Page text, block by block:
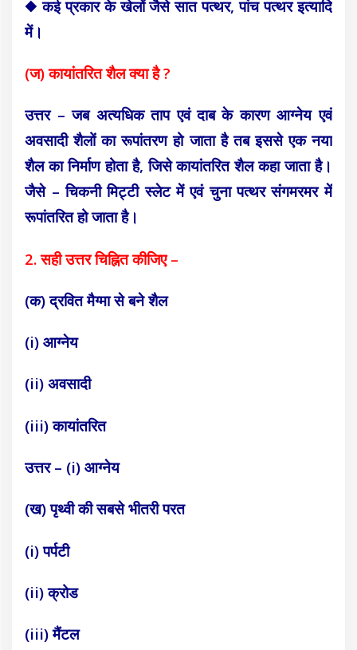
◆ कई प्रकार के खेलों जैसे सात पत्थर, पांच पत्थर इत्यादि
में।
(ज) कायांतरित शैल क्या है ?
उत्तर – जब अत्यधिक ताप एवं दाब के कारण आग्नेय एवं
अवसादी शैलों का रूपांतरण हो जाता है तब इससे एक नया
शैल का निर्माण होता है, जिसे कायांतरित शैल कहा जाता है।
जैसे – चिकनी मिट्टी स्लेट में एवं चुना पत्थर संगमरमर में
रूपांतरित हो जाता है।
2. सही उत्तर चिह्नित कीजिए –
(क) द्रवित मैग्मा से बने शैल
(i) आग्नेय
(ii) अवसादी
(iii) कायांतरित
उत्तर – (i) आग्नेय
(ख) पृथ्वी की सबसे भीतरी परत
(i) पर्पटी
(ii) क्रोड
(iii) मैंटल